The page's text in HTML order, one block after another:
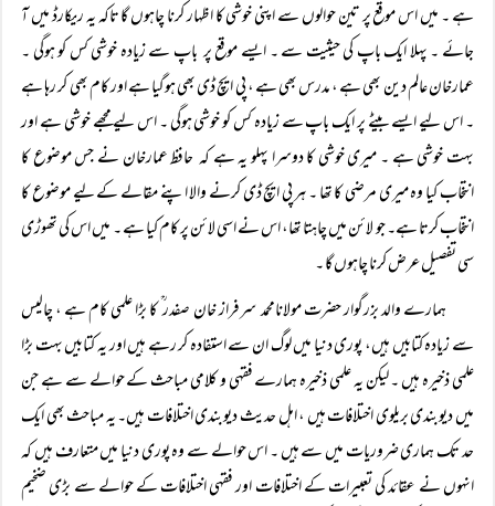
ہے ۔ میں اس موقع پر تین حوالوں سے اپنی خوشی کا اظہار کرنا چاہوں گا تاکہ یہ ریکارڈ میں آ
جائے ۔ پہلا ایک باپ کی حیثیت سے ۔ ایسے موقع پر باپ سے زیادہ خوشی کس کو ہوگی ۔
عمارخان عالم دین بھی ہے ، مدرس بھی ہے ، پی ایچ ڈی بھی ہوگیا ہے اور کام بھی کر رہا ہے
۔ اس لیے ایسے بیٹے پر ایک باپ سے زیادہ کس کو خوشی ہوگی ۔ اس لیے مجھے خوشی ہے اور
بہت خوشی ہے ۔ میری خوشی کا دوسرا پہلو یہ ہے کہ حافظ عمارخان نے جس موضوع کا
انتخاب کیا وہ میری مرضی کا تھا ۔ ہر پی ایچ ڈی کرنے والا اپنے مقالے کے لیے موضوع کا
انتخاب کرتا ہے۔ جو لائن میں چاہتا تھا، اس نے اسی لائن پر کام کیا ہے ۔ میں اس کی تھوڑی
سی تفصیل عرض کرنا چاہوں گا ۔
ہمارے والد بزرگوار حضرت مولانامحمد سرفراز خان صفدر ؒ کا بڑا علمی کام ہے ، چالیس
سے زیادہ کتابیں ہیں، پوری دنیا میں لوگ ان سے استفادہ کر رہے ہیں اور یہ کتابیں بہت بڑا
علمی ذخیرہ ہیں ۔ لیکن یہ علمی ذخیرہ ہمارے فقہی و کلامی مباحث کے حوالے سے ہے جن
میں دیوبندی بریلوی اختلافات ہیں ، اہل حدیث دیوبندی اختلافات ہیں۔ یہ مباحث بھی ایک
حد تک ہماری ضروریات میں سے ہیں ۔ اس حوالے سے وہ پوری دنیا میں متعارف ہیں کہ
انہوں نے عقائد کی تعبیرات کے اختلافات اور فقہی اختلافات کے حوالے سے بڑی ضخیم